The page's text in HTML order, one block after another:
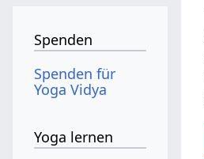
Spenden
Spenden für
Yoga Vidya
Yoga lernen